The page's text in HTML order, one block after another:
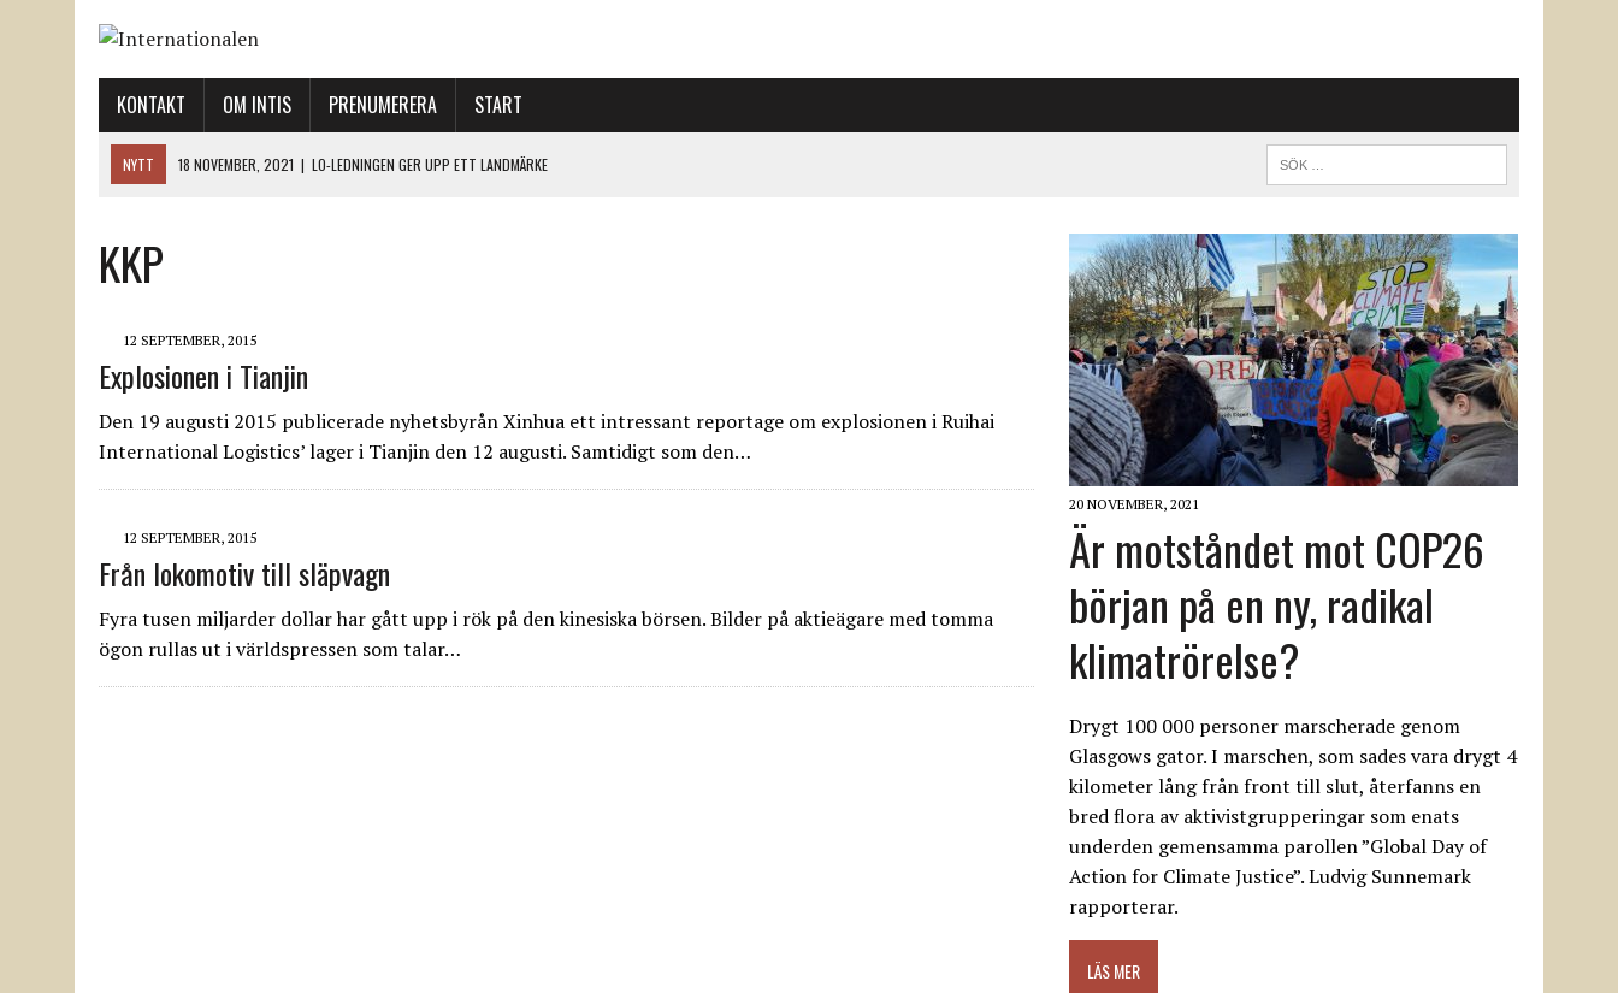
KONTAKT OM INTIS PRENUMERERA START
NYTT 18 NOVEMBER, 2021 | LO-LEDNINGEN GER UPP ETT LANDMÄRKE
12 NOVEMBER, 2021
ETT STEG TILL VÄNSTER OCH TVÅ TILL HÖGER PÅ RIGGAD S-KONGRESS
12 NOVEMBER, 2021
18 NOVEMBER, 2021
KKP
12 SEPTEMBER, 2015
Explosionen i Tianjin
Den 19 augusti 2015 publicerade nyhetsbyrån Xinhua ett intressant reportage om explosionen i Ruihai
International Logistics’ lager i Tianjin den 12 augusti. Samtidigt som den…
12 SEPTEMBER, 2015
Från lokomotiv till släpvagn
Fyra tusen miljarder dollar har gått upp i rök på den kinesiska börsen. Bilder på aktie­ägare med tomma
ögon rullas ut i världspressen som talar…
20 NOVEMBER, 2021
Är motståndet mot COP26
början på en ny, radikal
klimatrörelse?
Drygt 100 000 personer marscherade genom
Glasgows gator. I marschen, som sades vara drygt 4
kilometer lång från front till slut, återfanns en
bred flora av aktivistgrupperingar som enats
underden gemensamma parollen ”Global Day of
Action for Climate Justice”. Ludvig Sunnemark
rapporterar.
LÄS MER